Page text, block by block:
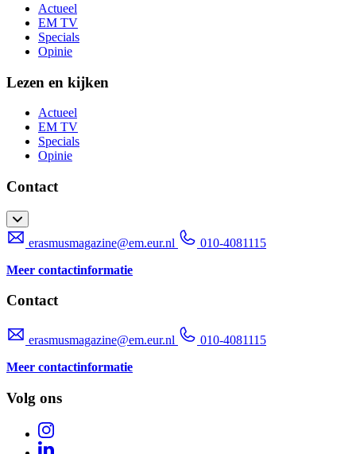
Actueel
EM TV
Specials
Opinie
Lezen en kijken
Actueel
EM TV
Specials
Opinie
Contact
erasmusmagazine@em.eur.nl
010-4081115
Meer contactinformatie
Contact
erasmusmagazine@em.eur.nl
010-4081115
Meer contactinformatie
Volg ons